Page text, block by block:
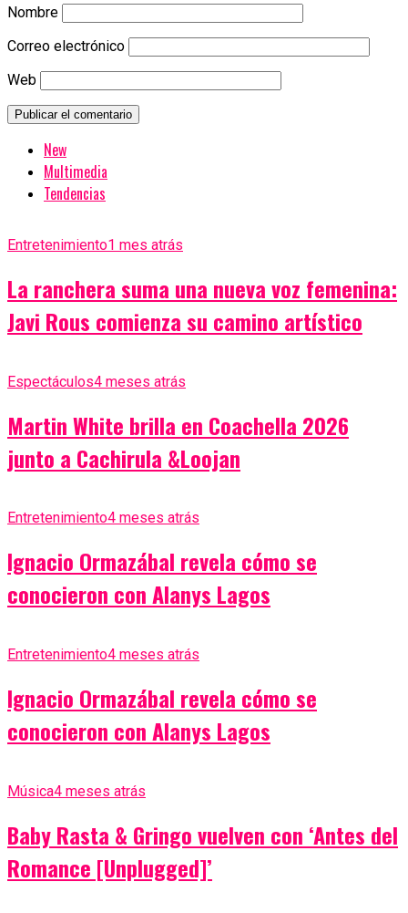
Nombre
Correo electrónico
Web
New
Multimedia
Tendencias
Entretenimiento1 mes atrás
La ranchera suma una nueva voz femenina:
Javi Rous comienza su camino artístico
Espectáculos4 meses atrás
Martin White brilla en Coachella 2026
junto a Cachirula &Loojan
Entretenimiento4 meses atrás
Ignacio Ormazábal revela cómo se
conocieron con Alanys Lagos
Entretenimiento4 meses atrás
Ignacio Ormazábal revela cómo se
conocieron con Alanys Lagos
Música4 meses atrás
Baby Rasta & Gringo vuelven con ‘Antes del
Romance [Unplugged]’